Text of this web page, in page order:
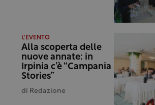
L'EVENTO
Alla scoperta delle
nuove annate: in
Irpinia c’è “Campania
Stories”
di Redazione